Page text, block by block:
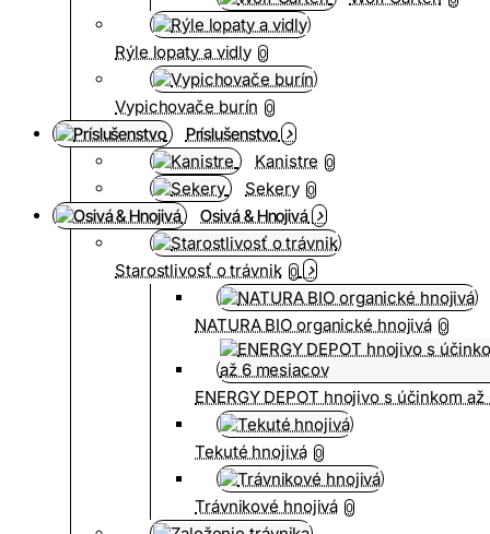
Rýle lopaty a vidly 0
Vypichovače burín 0
Príslušenstvo
Kanistre 0
Sekery 0
Osivá & Hnojivá
Starostlivosť o trávnik 0
NATURA BIO organické hnojivá 0
ENERGY DEPOT hnojivo s účinkom
Tekuté hnojivá 0
Trávnikové hnojivá 0